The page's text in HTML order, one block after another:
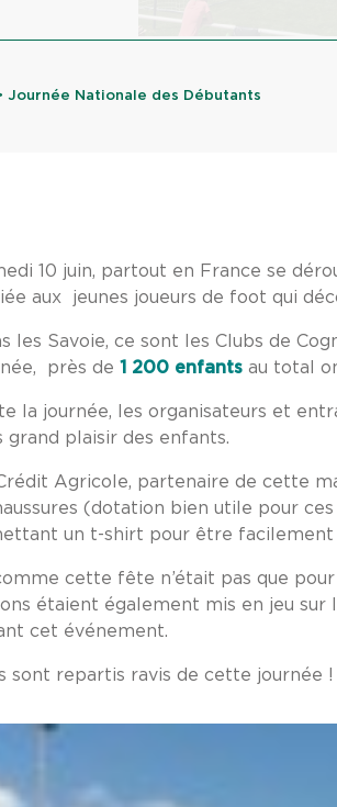
Journée Nationale des Débutants
10 juin, partout en France se
aux jeunes joueurs de foot qui
les Savoie, ce sont les Clubs de
près de 1 200 enfants au total
la journée, les organisateurs et
grand plaisir des enfants.
Agricole, partenaire de cette
(dotation bien utile pour
un t-shirt pour être facilement
cette fête n’était pas que
étaient également mis en jeu sur
cet événement.
sont repartis ravis de cette journée !